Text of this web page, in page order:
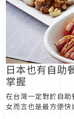
日本也有自助
掌握
在台灣一定對於自
女而言也是最方便